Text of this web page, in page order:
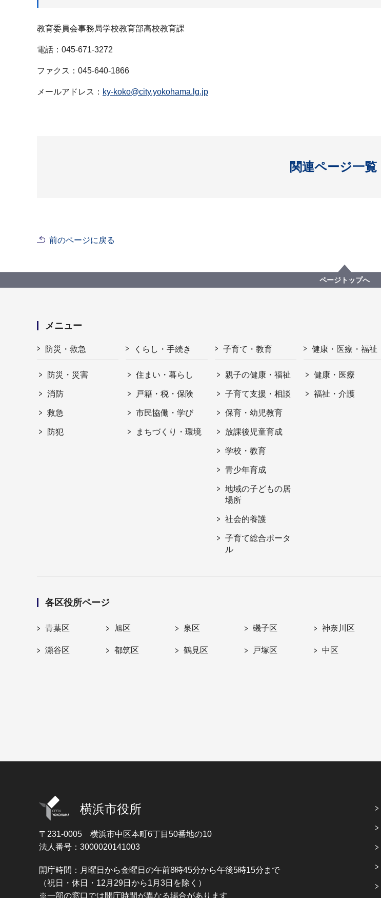
教育委員会事務局学校教育部高校教育課
電話：045-671-3272
ファクス：045-640-1866
メールアドレス： ky-koko@city.yokohama.lg.jp
関連ページ一覧
開く
前のページに戻る
ページトップへ
メニュー
防災・救急
防災・災害
消防
救急
防犯
くらし・手続き
住まい・暮らし
戸籍・税・保険
市民協働・学び
まちづくり・環境
子育て・教育
親子の健康・福祉
子育て支援・相談
保育・幼児教育
放課後児童育成
学校・教育
青少年育成
地域の子どもの居
場所
社会的養護
子育て総合ポータ
ル
健康・医療・福祉
健康・医療
福祉・介護
各区役所ページ
青葉区 旭区 泉区 磯子区 神奈川区
瀬谷区 都筑区 鶴見区 戸塚区 中区
横浜市役所
〒231-0005 横浜市中区本町6丁目50番地の10
法人番号：3000020141003
開庁時間：月曜日から金曜日の午前8時45分から午後5時15分まで
（祝日・休日・12月29日から1月3日を除く）
※一部の窓口では開庁時間が異なる場合があります